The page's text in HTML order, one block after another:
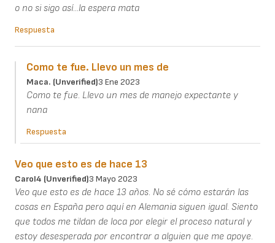
o no si sigo así...la espera mata
Respuesta
Como te fue. Llevo un mes de
Maca. (unverified)3 Ene 2023
Como te fue. Llevo un mes de manejo expectante y
nana
Respuesta
Veo que esto es de hace 13
Carol4 (unverified)3 Mayo 2023
Veo que esto es de hace 13 años. No sé cómo estarán las
cosas en España pero aquí en Alemania siguen igual. Siento
que todos me tildan de loca por elegir el proceso natural y
estoy desesperada por encontrar a alguien que me apoye.